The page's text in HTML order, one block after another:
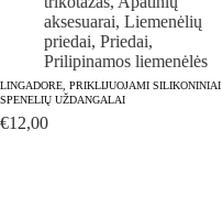
aksesuarai, Liemenėlių
priedai, Priedai,
Prilipinamos liemenėlės
LINGADORE, PRIKLIJUOJAMI SILIKONINIAI
SPENELIŲ UŽDANGALAI
€12,00